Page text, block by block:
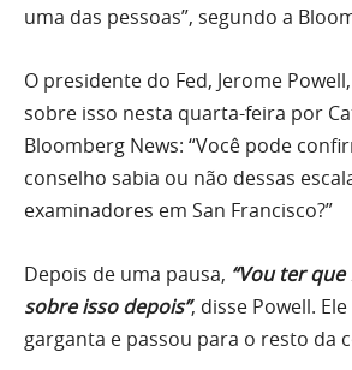
uma das pessoas”, segundo a
O presidente do Fed, Jerome
sobre isso nesta quarta-feira por
Bloomberg News: “Você pode
conselho sabia ou não dessas
examinadores em San Francisco?”
Depois de uma pausa, “Vou ter
sobre isso depois”, disse Powell.
garganta e passou para o resto da